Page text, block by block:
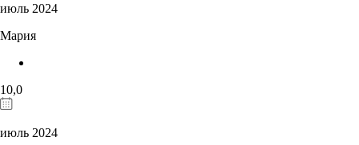
июль 2024
Мария
10,0
июль 2024